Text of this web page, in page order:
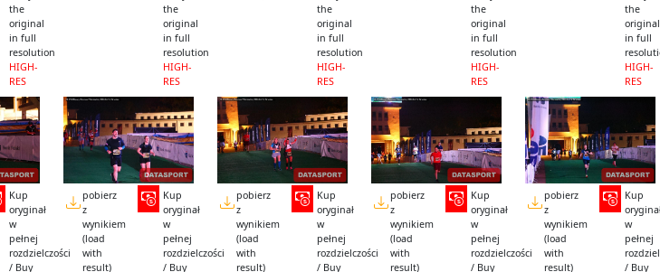
the
original
in full
resolution
HIGH-
RES
the
original
in full
resolution
HIGH-
RES
the
original
in full
resolution
HIGH-
RES
the
original
in full
resolution
HIGH-
RES
the
original
in full
HIGH-
RES
Kup
oryginał
w
pełnej
rozdzielczości
/ Buy
pobierz
z
wynikiem
(load
with
result)
Kup
oryginał
w
pełnej
rozdzielczości
/ Buy
pobierz
z
wynikiem
(load
with
result)
Kup
oryginał
w
pełnej
rozdzielczości
/ Buy
pobierz
z
wynikiem
(load
with
result)
Kup
oryginał
w
pełnej
rozdzielczości
/ Buy
pobierz
z
wynikiem
(load
with
result)
Kup
w
pełnej
/ Buy